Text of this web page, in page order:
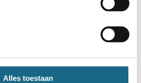
Alles toestaan